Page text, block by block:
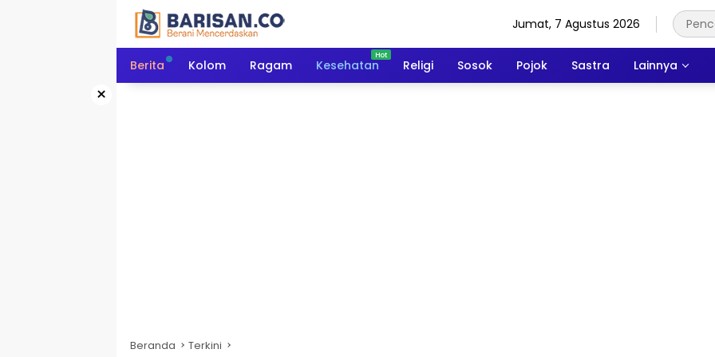
Jumat, 7 Agustus 2026
Berita Kolom Ragam Kesehatan Religi Sosok Pojok Sastra Lainnya
×
Beranda Terkini